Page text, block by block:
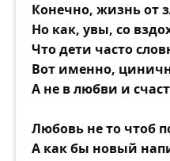
Конечно, жизнь от
Но как, увы, со
Что дети часто
Вот именно,
А не в любви и
Любовь не то чтоб
А как бы новый